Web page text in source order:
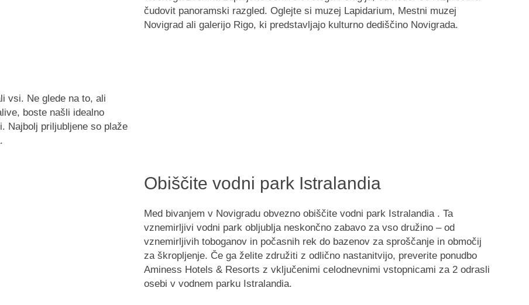
čudovit panoramski razgled. Oglejte si muzej Lapidarium, Mestni muzej
Novigrad ali galerijo Rigo, ki predstavljajo kulturno dediščino Novigrada.
vsi. Ne glede na to, ali
boste našli idealno
Najbolj priljubljene so plaže
.
Obiščite vodni park Istralandia
Med bivanjem v Novigradu obvezno obiščite vodni park Istralandia . Ta
vznemirljivi vodni park obljublja neskončno zabavo za vso družino – od
vznemirljivih toboganov in počasnih rek do bazenov za sproščanje in območij
za škropljenje. Če ga želite združiti z odlično nastanitvijo, preverite ponudbo
Aminess Hotels & Resorts z vključenimi celodnevnimi vstopnicami za 2 odrasli
osebi v vodnem parku Istralandia.